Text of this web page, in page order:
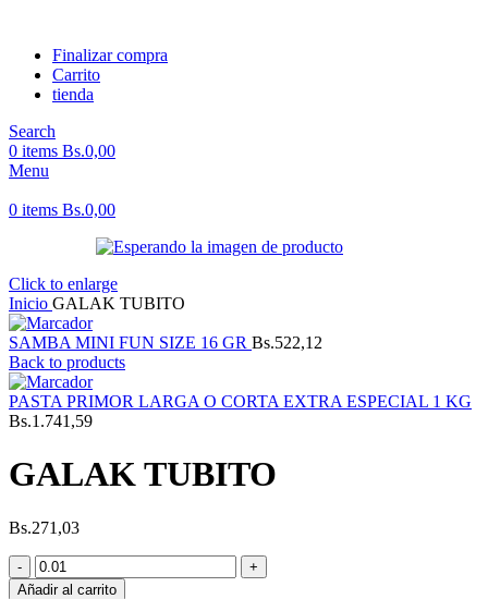
Finalizar compra
Carrito
tienda
Search
0 items Bs.0,00
Menu
0 items Bs.0,00
Click to enlarge
Inicio GALAK TUBITO
SAMBA MINI FUN SIZE 16 GR Bs.522,12
Back to products
PASTA PRIMOR LARGA O CORTA EXTRA ESPECIAL 1 KG
Bs.1.741,59
GALAK TUBITO
Bs.271,03
Añadir al carrito